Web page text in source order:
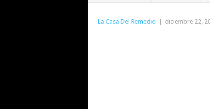
La Casa Del Remedio | diciembre 22,